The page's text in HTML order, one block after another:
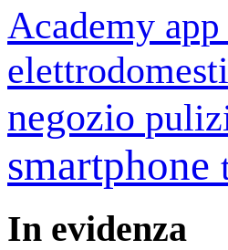
Academy app
negozio
smartphone
In evidenza